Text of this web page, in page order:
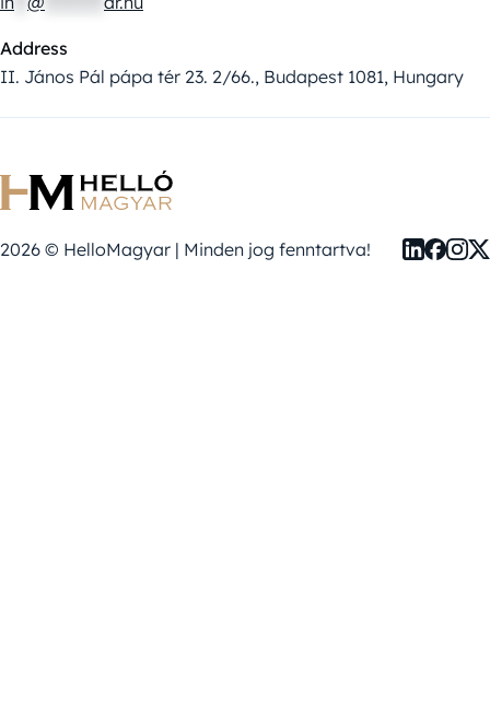
Address
II. János Pál pápa tér 23. 2/66., Budapest 1081, Hungary
2026 © HelloMagyar | Minden jog fenntartva!